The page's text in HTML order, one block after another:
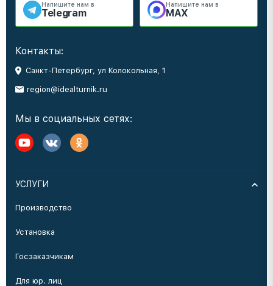
Напишите нам в
Telegram
Напишите нам в
MAX
Контакты:
Санкт-Петербург, ул Колокольная, 1
region@idealturnik.ru
Мы в социальных сетях:
УСЛУГИ
Производство
Установка
Госзаказчикам
Для юр. лиц